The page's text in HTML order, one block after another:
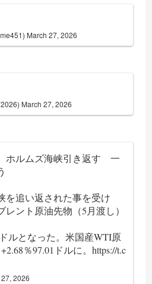
March 27, 2026
March 27, 2026
ホルムズ海峡引き返す 一
を追い返された事を受け
ント原油先物（5月渡し）
ルとなった。米国産WTI原
％97.01ドルに。https://t.c
2026